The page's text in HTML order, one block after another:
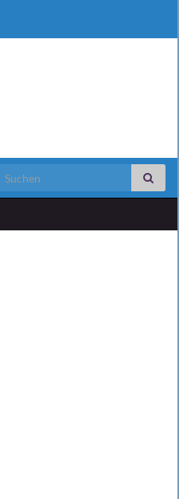
Search for: